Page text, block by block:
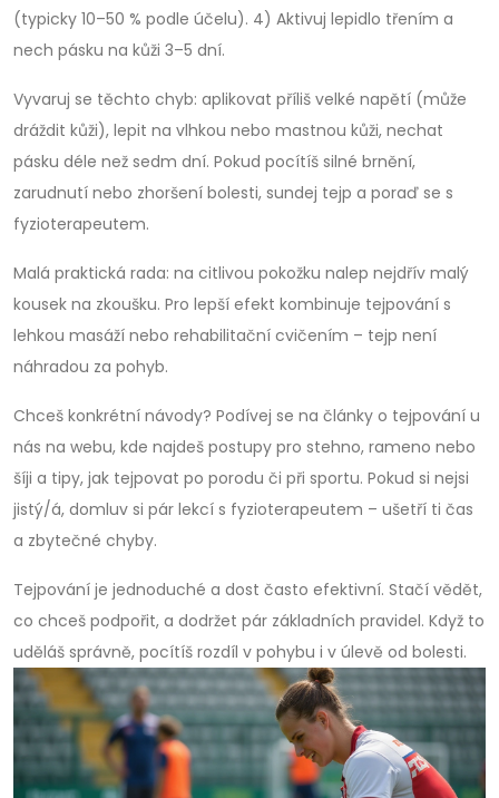
(typicky 10–50 % podle účelu). 4) Aktivuj lepidlo třením a
nech pásku na kůži 3–5 dní.
Vyvaruj se těchto chyb: aplikovat příliš velké napětí (může
dráždit kůži), lepit na vlhkou nebo mastnou kůži, nechat
pásku déle než sedm dní. Pokud pocítíš silné brnění,
zarudnutí nebo zhoršení bolesti, sundej tejp a poraď se s
fyzioterapeutem.
Malá praktická rada: na citlivou pokožku nalep nejdřív malý
kousek na zkoušku. Pro lepší efekt kombinuje tejpování s
lehkou masáží nebo rehabilitační cvičením – tejp není
náhradou za pohyb.
Chceš konkrétní návody? Podívej se na články o tejpování u
nás na webu, kde najdeš postupy pro stehno, rameno nebo
šíji a tipy, jak tejpovat po porodu či při sportu. Pokud si nejsi
jistý/á, domluv si pár lekcí s fyzioterapeutem – ušetří ti čas
a zbytečné chyby.
Tejpování je jednoduché a dost často efektivní. Stačí vědět,
co chceš podpořit, a dodržet pár základních pravidel. Když to
uděláš správně, pocítíš rozdíl v pohybu i v úlevě od bolesti.